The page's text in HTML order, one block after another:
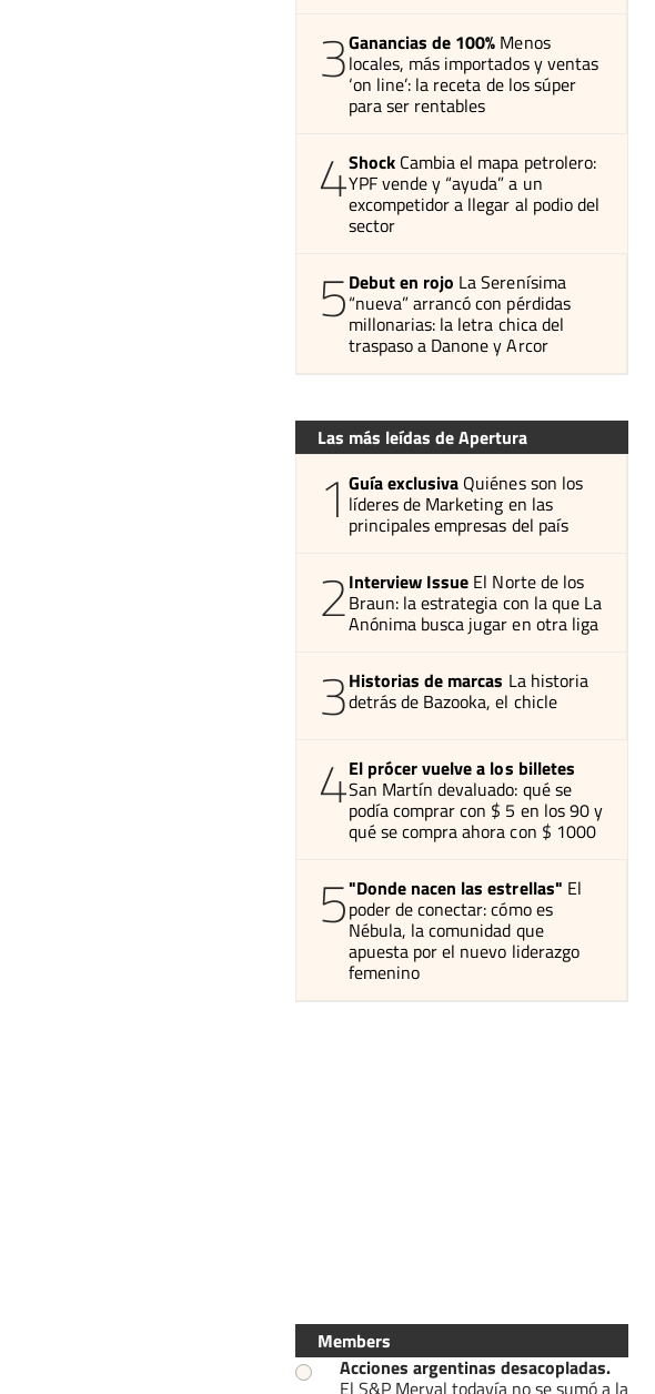
3Ganancias de 100% Menos
locales, más importados y ventas
‘on line’: la receta de los súper
para ser rentables
4Shock Cambia el mapa petrolero:
YPF vende y “ayuda” a un
excompetidor a llegar al podio del
sector
5Debut en rojo La Serenísima
“nueva” arrancó con pérdidas
millonarias: la letra chica del
traspaso a Danone y Arcor
Las más leídas de Apertura
1 Guía exclusiva Quiénes son los
líderes de Marketing en las
principales empresas del país
2Interview Issue El Norte de los
Braun: la estrategia con la que La
Anónima busca jugar en otra liga
3Historias de marcas La historia
detrás de Bazooka, el chicle
4El prócer vuelve a los billetes
San Martín devaluado: qué se
podía comprar con $ 5 en los 90 y
qué se compra ahora con $ 1000
5"Donde nacen las estrellas" El
poder de conectar: cómo es
Nébula, la comunidad que
apuesta por el nuevo liderazgo
femenino
Members
Acciones argentinas desacopladas.
El S&P Merval todavía no se sumó a la